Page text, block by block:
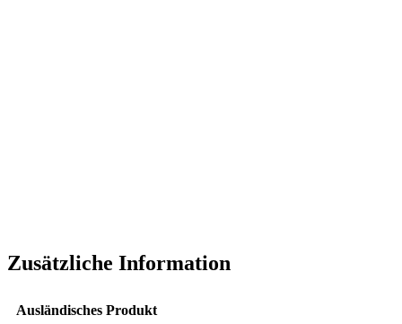
Zusätzliche Information
Ausländisches Produkt